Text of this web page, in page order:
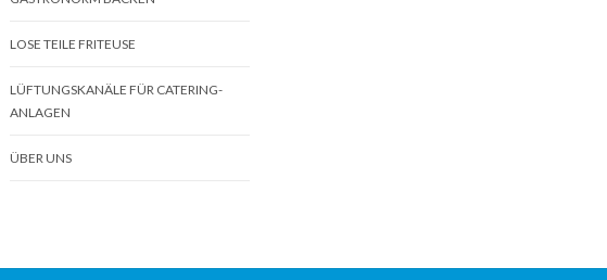
LOSE TEILE FRITEUSE
LÜFTUNGSKANÄLE FÜR CATERING-
ANLAGEN
ÜBER UNS